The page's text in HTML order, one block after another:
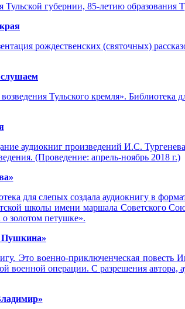
губернии, 85-летию образования
рождественских (святочных)
слушаем
Тульского кремля». Библиотека
аудиокниг произведений И.С.
(Проведение: апрель-ноябрь 2018 г.)
для слепых создала аудиокнигу в
школы имени маршала Советского
золотом петушке».
Пушкина»
Это военно-приключенческая
операции. С разрешения автора,